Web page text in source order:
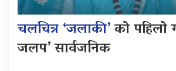
चलचित्र ‘जलाकी’को पहिलो
जलप’ सार्वजनिक